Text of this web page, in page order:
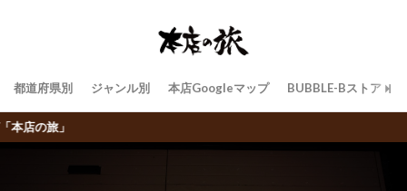
都道府県別 ジャンル別 本店Googleマップ BUBBLE-Bストア